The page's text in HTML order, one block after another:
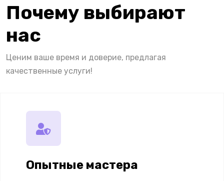
Почему выбирают
нас
Ценим ваше время и доверие, предлагая
качественные услуги!
Опытные мастера